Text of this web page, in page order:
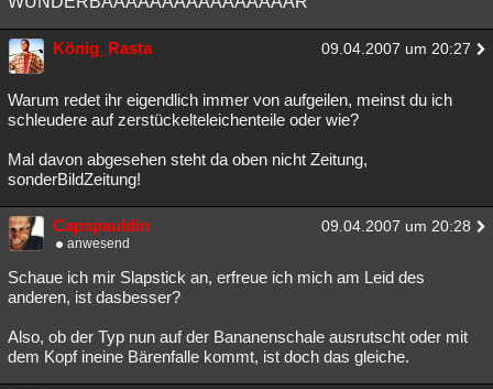
König_Rasta 09.04.2007 um 20:27
Warum redet ihr eigendlich immer von aufgeilen, meinst du ich
schleudere auf zerstückelteleichenteile oder wie?
Mal davon abgesehen steht da oben nicht Zeitung,
sonderBildZeitung!
Capspauldin 09.04.2007 um 20:28
anwesend
Schaue ich mir Slapstick an, erfreue ich mich am Leid des
anderen, ist dasbesser?
Also, ob der Typ nun auf der Bananenschale ausrutscht oder mit
dem Kopf ineine Bärenfalle kommt, ist doch das gleiche.